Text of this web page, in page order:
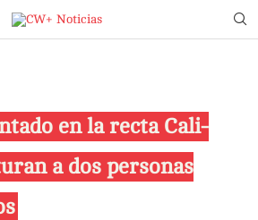
en la recta Cali-
a dos personas